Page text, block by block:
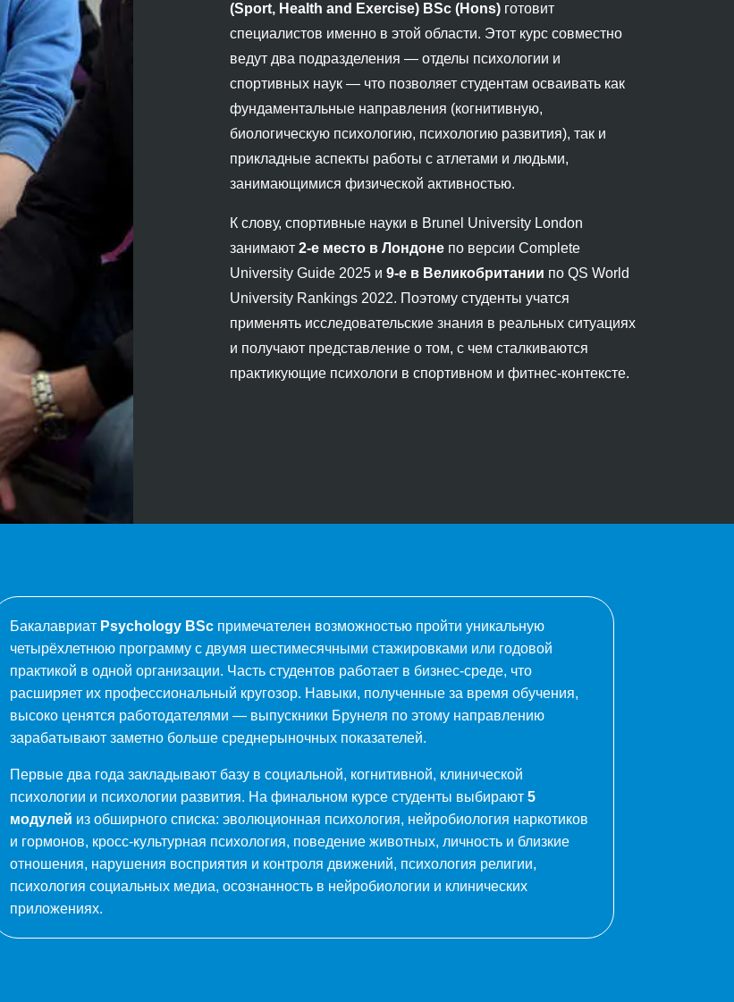
(Sport, Health and Exercise) BSc (Hons)готовит
специалистов именно в этой области. Этот курс совместно
ведут два подразделения — отделы психологии и
спортивных наук — что позволяет студентам осваивать как
фундаментальные направления (когнитивную,
биологическую психологию, психологию развития), так и
прикладные аспекты работы с атлетами и людьми,
занимающимися физической активностью.
К слову, спортивные науки в Brunel University London
занимают 2-е место в Лондонепо версии Complete
University Guide 2025 и 9-е в Великобритании по QS World
University Rankings 2022. Поэтому студенты учатся
применять исследовательские знания в реальных ситуациях
и получают представление о том, с чем сталкиваются
практикующие психологи в спортивном и фитнес-контексте.
Бакалавриат Psychology BScпримечателен возможностью пройти уникальную
четырёхлетнюю программу с двумя шестимесячными стажировками или годовой
практикой в одной организации. Часть студентов работает в бизнес-среде, что
расширяет их профессиональный кругозор. Навыки, полученные за время обучения,
высоко ценятся работодателями — выпускники Брунеля по этому направлению
зарабатывают заметно больше среднерыночных показателей.
Первые два года закладывают базу в социальной, когнитивной, клинической
психологии и психологии развития. На финальном курсе студенты выбирают 5
модулей из обширного списка: эволюционная психология, нейробиология наркотиков
и гормонов, кросс-культурная психология, поведение животных, личность и близкие
отношения, нарушения восприятия и контроля движений, психология религии,
психология социальных медиа, осознанность в нейробиологии и клинических
приложениях.